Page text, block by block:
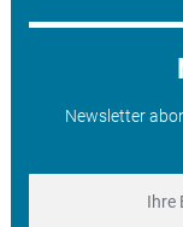
Newsletter